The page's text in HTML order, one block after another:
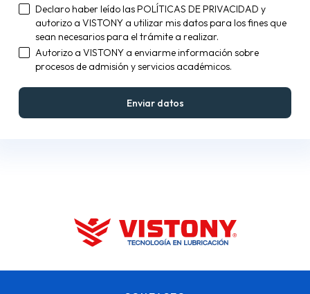
Declaro haber leído lasPOLÍTICAS DE PRIVACIDAD y
autorizo a VISTONY a utilizar mis datos para los fines que
sean necesarios para el trámite a realizar.
Autorizo a VISTONY a enviarme información sobre
procesos de admisión y servicios académicos.